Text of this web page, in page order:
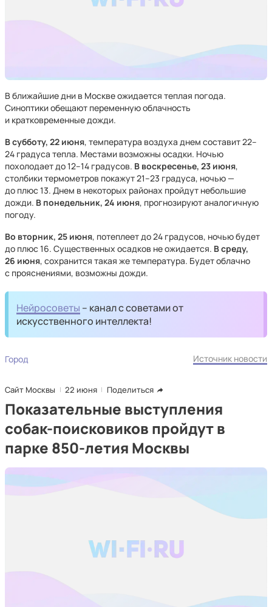
В ближайшие дни в Москве ожидается теплая погода.
Синоптики обещают переменную облачность
и кратковременные дожди.
В субботу, 22 июня, температура воздуха днем составит 22–
24 градуса тепла. Местами возможны осадки. Ночью
похолодает до 12–14 градусов. В воскресенье, 23 июня,
столбики термометров покажут 21–23 градуса, ночью —
до плюс 13. Днем в некоторых районах пройдут небольшие
дожди. В понедельник, 24 июня, прогнозируют аналогичную
погоду.
Во вторник, 25 июня, потеплеет до 24 градусов, ночью будет
до плюс 16. Существенных осадков не ожидается. В среду,
26 июня, сохранится такая же температура. Будет облачно
с прояснениями, возможны дожди.
Нейросоветы – канал с советами от
искусственного интеллекта!
Город Источник новости
Сайт Москвы 22 июня Поделиться
Показательные выступления
собак-поисковиков пройдут в
парке 850-летия Москвы